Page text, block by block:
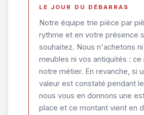
LE JOUR DU DÉBARRAS
Notre équipe trie pièce par
rythme et en votre présence
souhaitez. Nous n'achetons
meubles ni vos antiquités :
notre métier. En revanche, si
valeur est constaté pendant
nous vous en donnons une
place et ce montant vient en